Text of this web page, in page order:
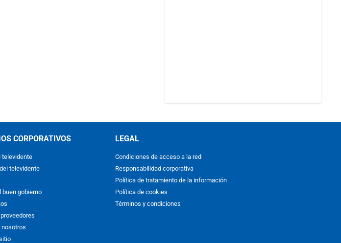
CORPORATIVOS
televidente
televidente
buen gobierno
nosotros
LEGAL
Condiciones de acceso a la red
Responsabilidad corporativa
Política de tratamiento de la información
Política de cookies
Términos y condiciones